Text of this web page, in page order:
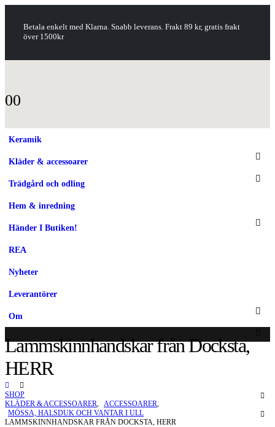
Betala enkelt med Klarna. Snabb leverans. Frakt 89 kr, gratis frakt
över 1500kr
00
Keramik
Kläder & accessoarer
Trädgård och odling
Hem & inredning
Händer I Butiken!
REA
Nyheter
Leverantörer
Om
Lammskinnhandskar från Docksta,
HERR
SHOP
KLÄDER & ACCESSOARER, ACCESSOARER,
MÖSSA, HALSDUK OCH VANTAR I ULL
LAMMSKINNHANDSKAR FRÅN DOCKSTA, HERR